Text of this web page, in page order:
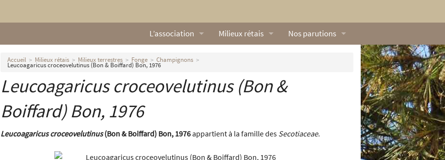
L’association
Qui sommes nous ?
Nos missions
Milieux rétais
Galerie rétaise
Nos parutions
Vidéos naturalistes de Ré Nature
Accueil Milieux rétais Milieux terrestres Fonge Champignons
Leucoagaricus croceovelutinus (Bon & Boiffard) Bon, 1976
Leucoagaricus croceovelutinus(Bon &
Boiffard) Bon, 1976
Leucoagaricus croceovelutinus(Bon & Boiffard) Bon, 1976 appartient à la famille des Secotiaceae.